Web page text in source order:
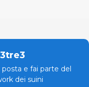
posta e fai parte del
dei suini